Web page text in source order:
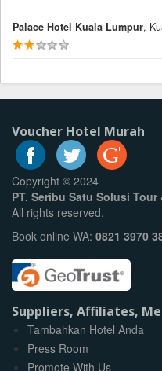
Palace Hotel Kuala Lumpur,
Voucher Hotel Murah
Copyright © 2024
PT. Seribu Satu Solusi Tour
All rights reserved.
Book online WA: 0821 3970
Suppliers, Affiliates,
Tambahkan Hotel Anda
Press Room
Promote With Us